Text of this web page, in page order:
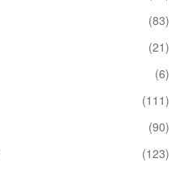
(83)
(21)
(6)
(111)
(90)
(123)